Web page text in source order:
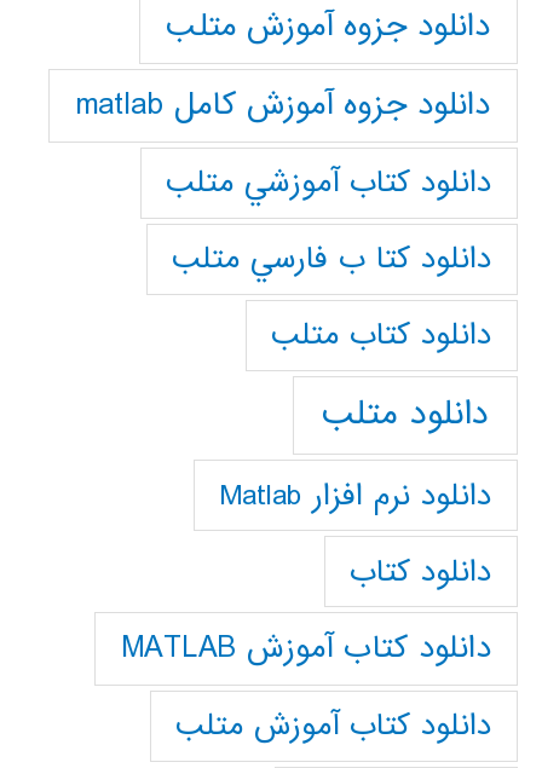
دانلود جزوه آموزش متلب
دانلود جزوه آموزش کامل matlab
دانلود كتاب آموزشي متلب
دانلود كتا ب فارسي متلب
دانلود كتاب متلب
دانلود متلب
دانلود نرم افزار Matlab
دانلود کتاب
دانلود کتاب آموزش MATLAB
دانلود کتاب آموزش متلب